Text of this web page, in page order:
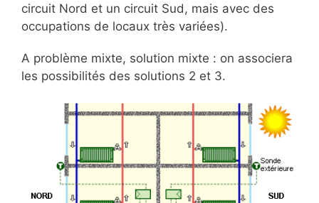
circuit Nord et un circuit Sud, mais avec des
occupations de locaux très variées).
A problème mixte, solution mixte : on associera
les possibilités des solutions 2 et 3.